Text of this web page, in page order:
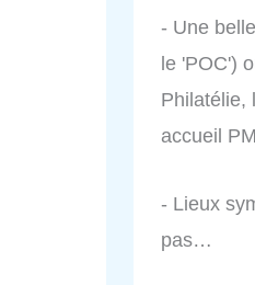
- Une
le 'POC')
Philatélie,
accueil
- Lieux
pas…